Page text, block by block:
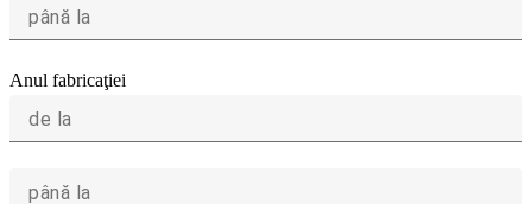
până la
Anul fabricaţiei
de la
până la